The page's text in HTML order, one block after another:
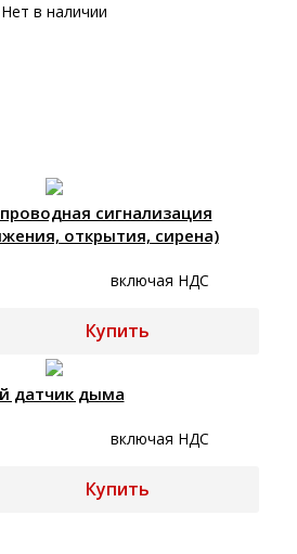
Нет в наличии
сигнализация
открытия, сирена)
включая НДС
Купить
датчик дыма
включая НДС
Купить